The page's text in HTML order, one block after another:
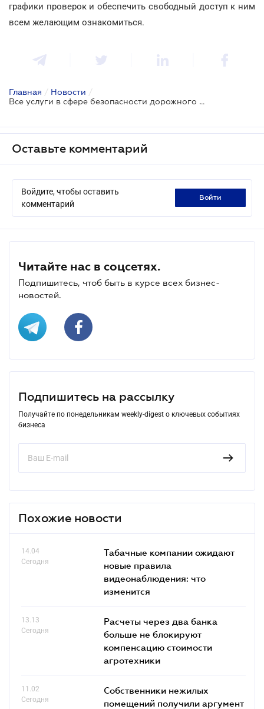
графики проверок и обеспечить свободный доступ к ним
всем желающим ознакомиться.
Главная / Новости /
Все услуги в сфере безопасности дорожного движения теперь будет предоставлять патрульная полиция
Оставьте комментарий
Войдите, чтобы оставить
комментарий
войти
Читайте нас в соцсетях.
Подпишитесь, чтоб быть в курсе всех бизнес-
новостей.
Подпишитесь на рассылку
Получайте по понедельникам weekly-digest о ключевых событиях
бизнеса
Похожие новости
14.04
Сегодня
Табачные компании ожидают
новые правила
видеонаблюдения: что
изменится
13.13
Сегодня
Расчеты через два банка
больше не блокируют
компенсацию стоимости
агротехники
11.02
Сегодня
Собственники нежилых
помещений получили аргумент